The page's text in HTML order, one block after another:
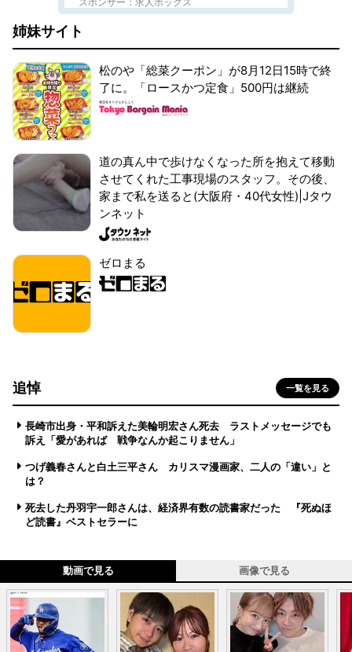
姉妹サイト
松のや「総菜クーポン」が8月12日15時で終
了に。「ロースかつ定食」500円は継続
道の真ん中で歩けなくなった所を抱えて移動
させてくれた工事現場のスタッフ。その後、
家まで私を送ると(大阪府・40代女性)|Jタウ
ンネット
ゼロまる
追悼 一覧を見る
長崎市出身・平和訴えた美輪明宏さん死去 ラストメッセージでも
訴え「愛があれば 戦争なんか起こりません」
つげ義春さんと白土三平さん カリスマ漫画家、二人の「違い」と
は？
死去した丹羽宇一郎さんは、経済界有数の読書家だった 『死ぬほ
ど読書』ベストセラーに
動画で見る 画像で見る